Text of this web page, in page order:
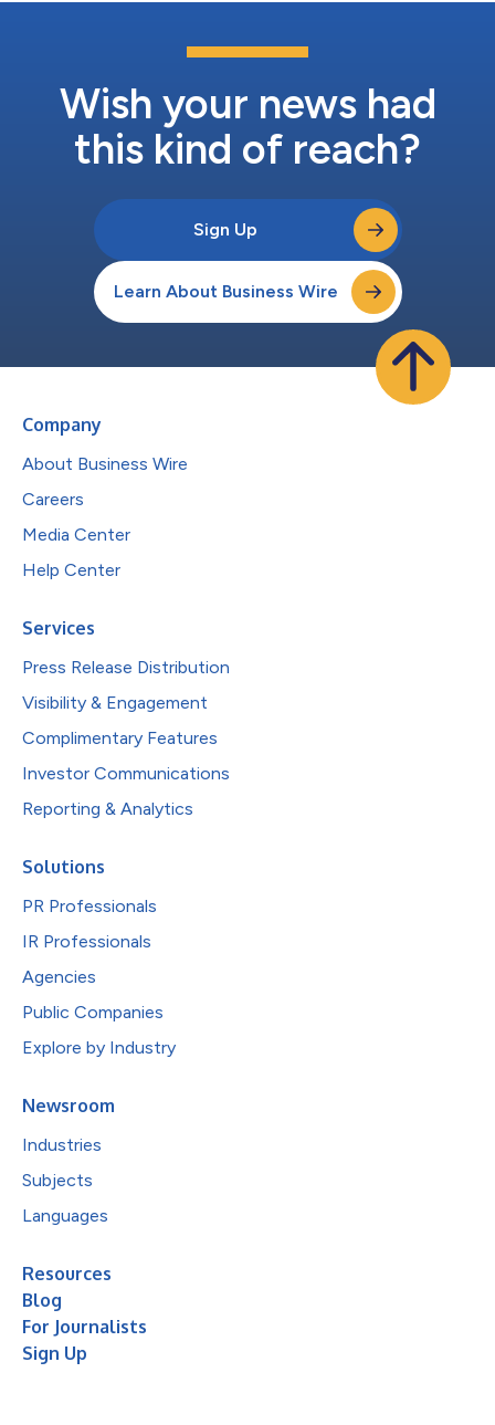
Wish your news had
this kind of reach?
Sign Up
Learn About Business Wire
Company
About Business Wire
Careers
Media Center
Help Center
Services
Press Release Distribution
Visibility & Engagement
Complimentary Features
Investor Communications
Reporting & Analytics
Solutions
PR Professionals
IR Professionals
Agencies
Public Companies
Explore by Industry
Newsroom
Industries
Subjects
Languages
Resources
Blog
For Journalists
Sign Up